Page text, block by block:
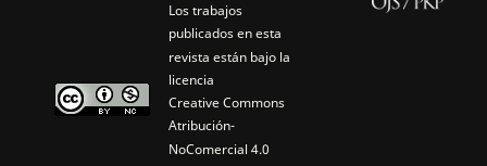
Los trabajos
publicados en esta
revista están bajo la
licencia
Creative Commons
Atribución-
NoComercial 4.0